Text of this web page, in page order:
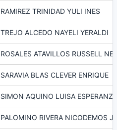
RAMIREZ TRINIDAD YULI INES
TREJO ALCEDO NAYELI YERALDI
ROSALES ATAVILLOS RUSSELL
SARAVIA BLAS CLEVER ENRIQUE
SIMON AQUINO LUISA ESPERANZA
PALOMINO RIVERA NICODEMOS